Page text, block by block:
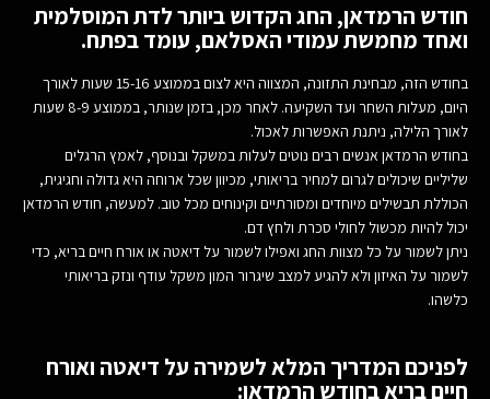
חודש הרמדאן, החג הקדוש ביותר לדת המוסלמית
ואחד מחמשת עמודי האסלאם, עומד בפתח.
בחודש הזה, מבחינת התזונה, המצווה היא לצום בממוצע 15-16 שעות לאורך
היום, מעלות השחר ועד השקיעה. לאחר מכן, בזמן שנותר, בממוצע 8-9 שעות
לאורך הלילה, ניתנת האפשרות לאכול.
בחודש הרמדאן אנשים רבים נוטים לעלות במשקל ובנוסף, לאמץ הרגלים
שליליים שיכולים לגרום למחיר בריאותי, מכיוון שכל ארוחה היא גדולה וחגיגית,
הכוללת תבשילים מיוחדים ומסורתיים וקינוחים מכל טוב. למעשה, חודש הרמדאן
יכול להיות מכשול לחולי סכרת ולחץ דם.
ניתן לשמור על כל מצוות החג ואפילו לשמור על דיאטה או אורח חיים בריא, כדי
לשמור על האיזון ולא להגיע למצב שיגרור המון משקל עודף ונזק בריאותי
כלשהו.
לפניכם המדריך המלא לשמירה על דיאטה ואורח
חיים בריא בחודש הרמדאן: